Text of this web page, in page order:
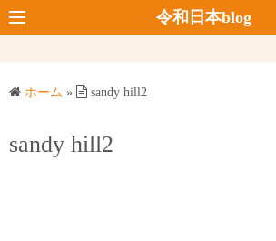
コ
ン
ス
令和日本blog
ホーム » sandy hill2
sandy hill2